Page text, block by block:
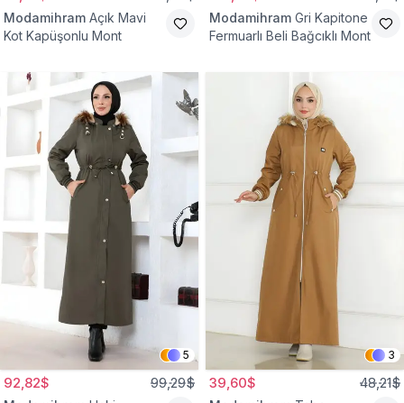
Modamihram Açık Mavi
Kot Kapüşonlu Mont
Modamihram Gri Kapitone
Fermuarlı Beli Bağcıklı Mont
5
92,82$ 99,29$
3
39,60$ 48,21$